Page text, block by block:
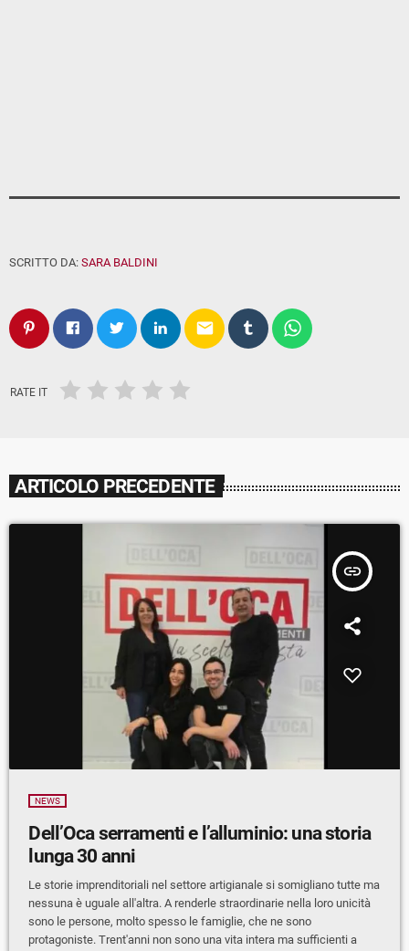
SCRITTO DA: SARA BALDINI
email
RATE IT
ARTICOLO PRECEDENTE
insert_link
NEWS
Dell’Oca serramenti e l’alluminio: una storia
lunga 30 anni
Le storie imprenditoriali nel settore artigianale si somigliano tutte ma
nessuna è uguale all'altra. A renderle straordinarie nella loro unicità
sono le persone, molto spesso le famiglie, che ne sono
protagoniste. Trent'anni non sono una vita intera ma sufficienti a